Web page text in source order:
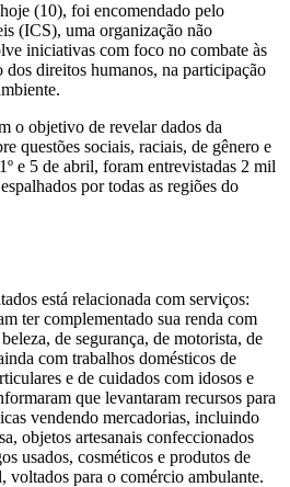
(10), foi encomendado pelo
(ICS), uma organização não
iniciativas com foco no combate às
dos direitos humanos, na participação
o objetivo de revelar dados da
questões sociais, raciais, de gênero e
e 5 de abril, foram entrevistadas 2 mil
por todas as regiões do
está relacionada com serviços:
ter complementado sua renda com
de segurança, de motorista, de
com trabalhos domésticos de
e de cuidados com idosos e
que levantaram recursos para
vendendo mercadorias, incluindo
objetos artesanais confeccionados
usados, cosméticos e produtos de
voltados para o comércio ambulante.